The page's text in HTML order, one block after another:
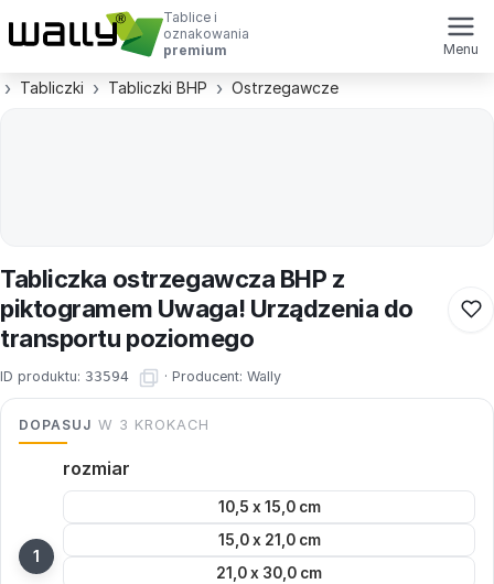
Tablice i
oznakowania
premium
Menu
Tabliczki Tabliczki BHP Ostrzegawcze
Tabliczka ostrzegawcza BHP z
piktogramem Uwaga! Urządzenia do
transportu poziomego
ID produktu: 33594 · Producent: Wally
DOPASUJ W 3 KROKACH
rozmiar
10,5 x 15,0 cm
15,0 x 21,0 cm
21,0 x 30,0 cm